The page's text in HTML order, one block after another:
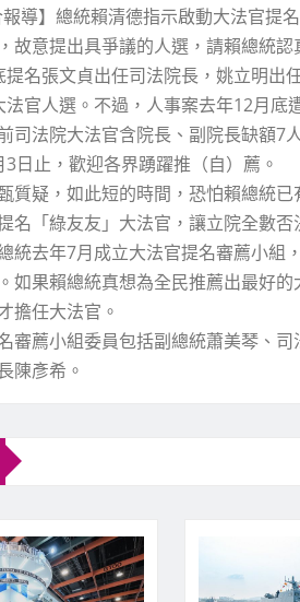
報導】總統賴清德指示啟動大法官
故意提出具爭議的人選，請賴總統
名張文貞出任司法院長，姚立明出
官人選。不過，人事案去年12月底
司法院大法官含院長、副院長缺額7
日止，歡迎各界踴躍推（自）薦。
質疑，如此短的時間，恐怕賴總統
名「綠友友」大法官，讓立院全數
統去年7月成立大法官提名審薦小組
如果賴總統真想為全民推薦出最好
擔任大法官。
審薦小組委員包括副總統蕭美琴、
陳彥希。